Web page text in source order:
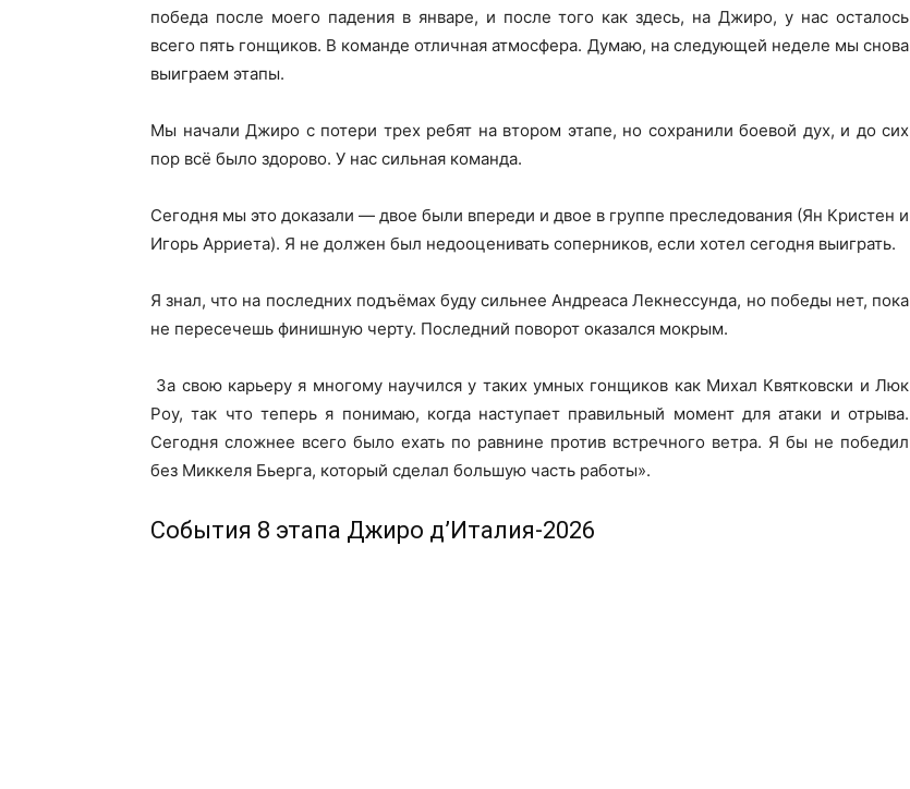
победа после моего падения в январе, и после того как здесь, на Джиро, у нас осталось
всего пять гонщиков. В команде отличная атмосфера. Думаю, на следующей неделе мы снова
выиграем этапы.
Мы начали Джиро с потери трех ребят на втором этапе, но сохранили боевой дух, и до сих
пор всё было здорово. У нас сильная команда.
Сегодня мы это доказали — двое были впереди и двое в группе преследования (Ян Кристен и
Игорь Арриета). Я не должен был недооценивать соперников, если хотел сегодня выиграть.
Я знал, что на последних подъёмах буду сильнее Андреаса Лекнессунда, но победы нет, пока
не пересечешь финишную черту. Последний поворот оказался мокрым.
За свою карьеру я многому научился у таких умных гонщиков как Михал Квятковски и Люк
Роу, так что теперь я понимаю, когда наступает правильный момент для атаки и отрыва.
Сегодня сложнее всего было ехать по равнине против встречного ветра. Я бы не победил
без Миккеля Бьерга, который сделал большую часть работы».
События 8 этапа Джиро д’Италия-2026